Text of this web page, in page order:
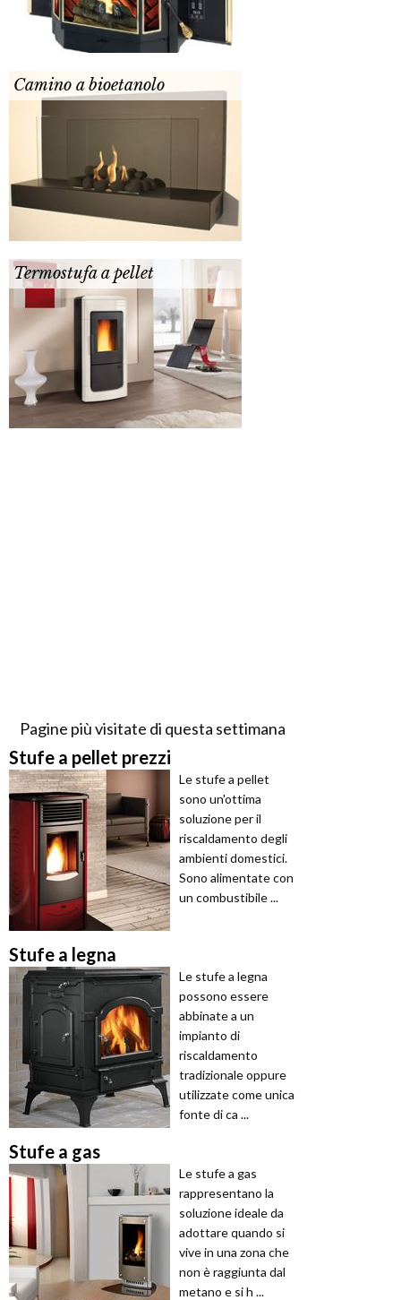
Camino a bioetanolo
Termostufa a pellet
Pagine più visitate di questa settimana
Stufe a pellet prezzi
Le stufe a pellet
sono un'ottima
soluzione per il
riscaldamento degli
ambienti domestici.
Sono alimentate con
un combustibile ...
Stufe a legna
Le stufe a legna
possono essere
abbinate a un
impianto di
riscaldamento
tradizionale oppure
utilizzate come unica
fonte di ca ...
Stufe a gas
Le stufe a gas
rappresentano la
soluzione ideale da
adottare quando si
vive in una zona che
non è raggiunta dal
metano e si h ...